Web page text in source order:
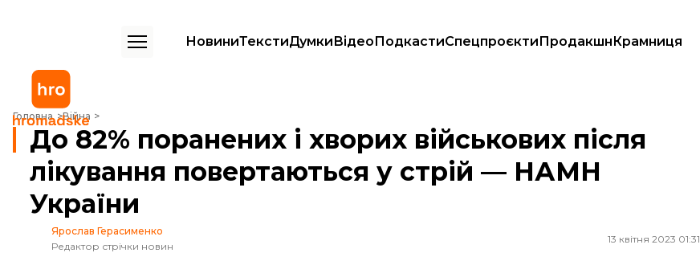
НовиниТекстиДумкиВідеоПодкастиСпецпроєктиПродакшнКрамниця
Головна Війна
До 82% поранених і хворих військових після лікування повертаються у стрій — НАМН України
До 82% поранених і хворих військових після
лікування повертаються у стрій — НАМН
України
Ярослав Герасименко
Редактор стрічки новин
13 квітня 2023 01:31